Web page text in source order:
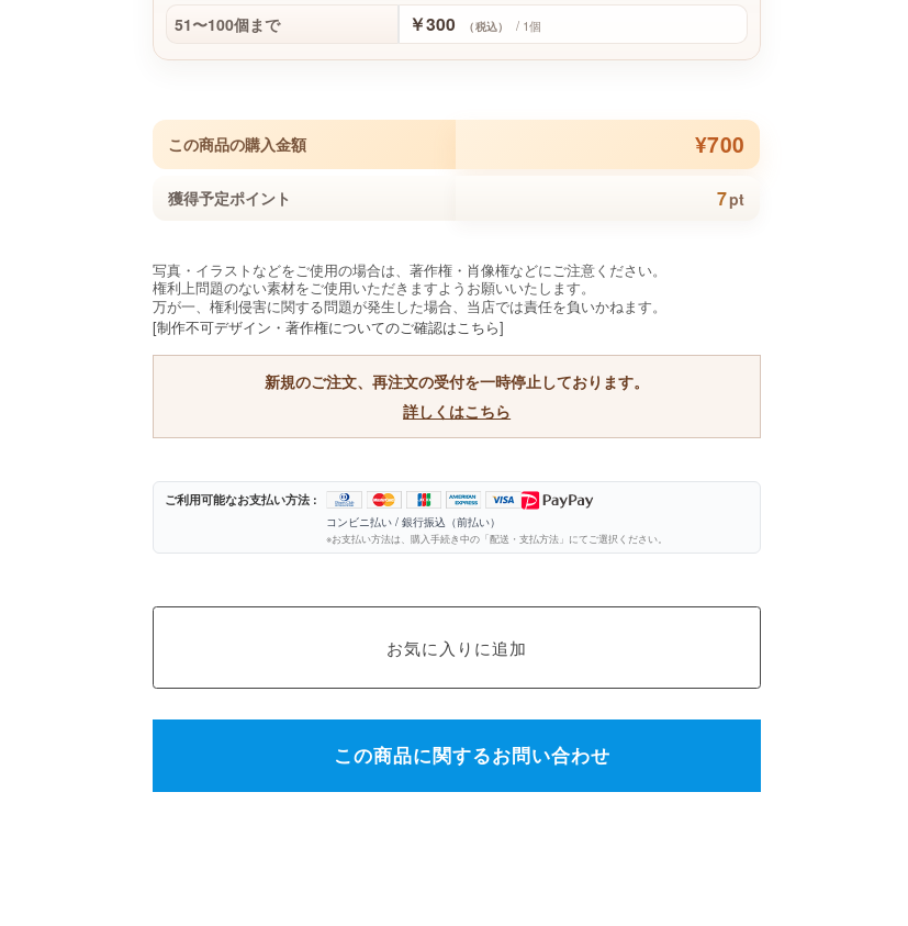
51〜100個まで ￥300 （税込） / 1個
この商品の購入金額 ¥700
獲得予定ポイント 7pt
写真・イラストなどをご使用の場合は、著作権・肖像権などにご注意ください。
権利上問題のない素材をご使用いただきますようお願いいたします。
万が一、権利侵害に関する問題が発生した場合、当店では責任を負いかねます。
[制作不可デザイン・著作権についてのご確認はこちら]
新規のご注文、再注文の受付を一時停止しております。
詳しくはこちら
ご利用可能なお支払い方法 :
コンビニ払い / 銀行振込（前払い）
※お支払い方法は、購入手続き中の「配送・支払方法」にてご選択ください。
この商品に関するお問い合わせ